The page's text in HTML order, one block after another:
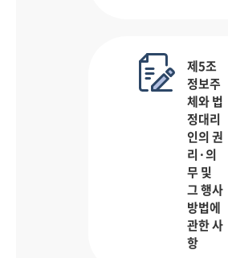
제5조
정보주
체와 법
정대리
인의 권
리·의
무 및
그 행사
방법에
관한 사
항